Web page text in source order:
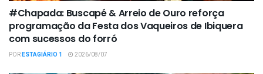
#Chapada: Buscapé & Arreio de Ouro reforça
programação da Festa dos Vaqueiros de Ibiquera
com sucessos do forró
PORESTAGIÁRIO 1 2026/08/07